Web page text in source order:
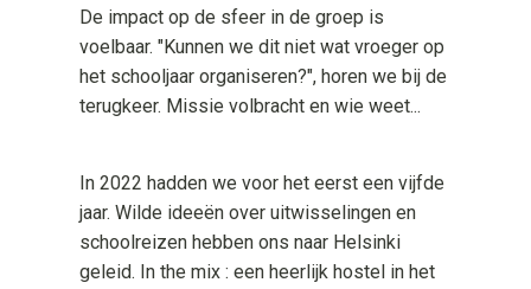
De impact op de sfeer in de groep is
voelbaar. "Kunnen we dit niet wat vroeger op
het schooljaar organiseren?", horen we bij de
terugkeer. Missie volbracht en wie weet...
In 2022 hadden we voor het eerst een vijfde
jaar. Wilde ideeën over uitwisselingen en
schoolreizen hebben ons naar Helsinki
geleid. In the mix : een heerlijk hostel in het